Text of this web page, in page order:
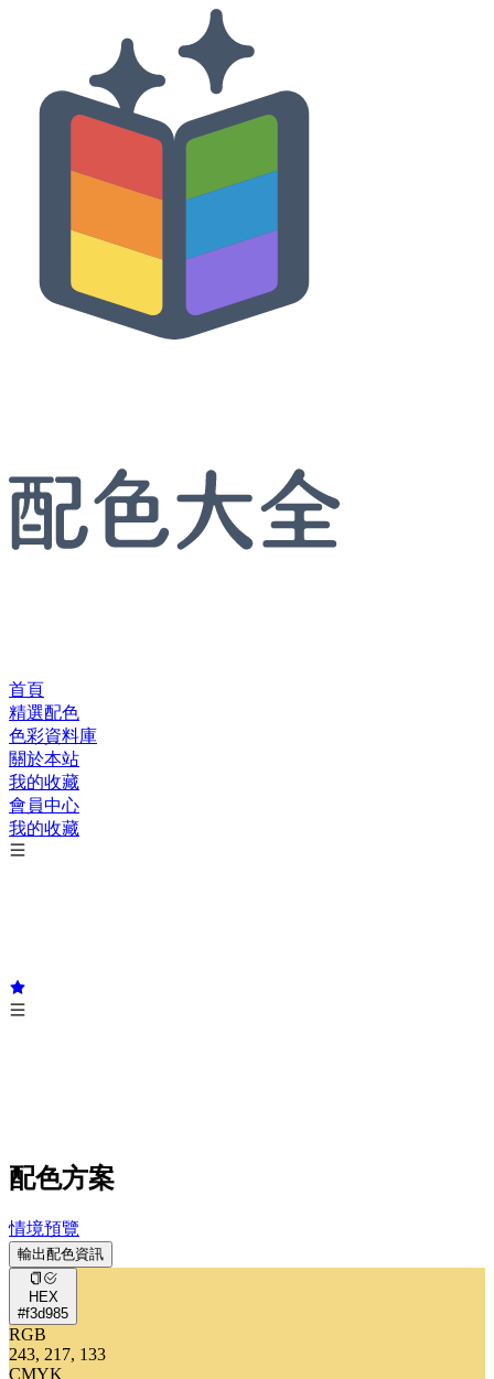
首頁
精選配色
色彩資料庫
關於本站
我的收藏
會員中心
我的收藏
配色方案
情境預覽
輸出配色資訊
HEX
#f3d985
RGB
243, 217, 133
CMYK